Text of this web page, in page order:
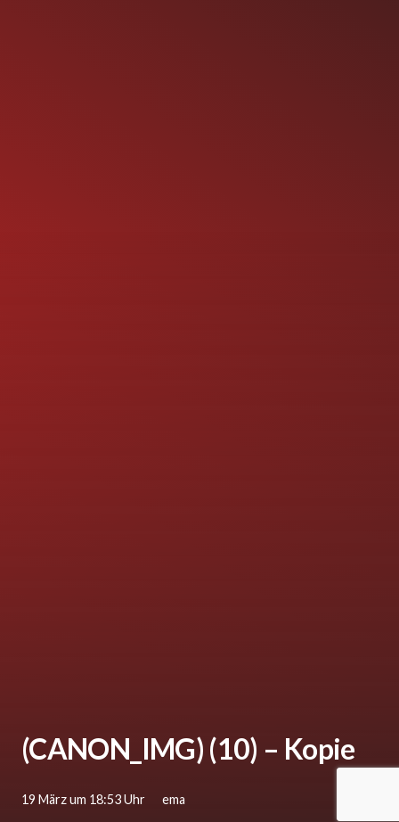
(CANON_IMG) (10) – Kopie
19 März um 18:53 Uhr ema